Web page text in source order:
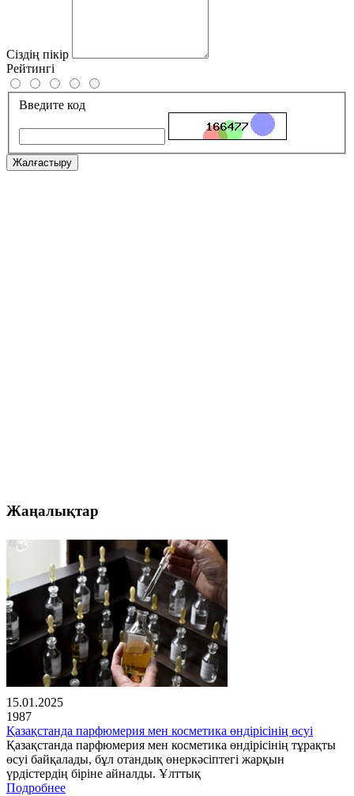
Сіздің пікір
Рейтингі
Введите код
Жалғастыру
Жаңалықтар
15.01.2025
1987
Қазақстанда парфюмерия мен косметика өндірісінің өсуі
Қазақстанда парфюмерия мен косметика өндірісінің тұрақты
өсуі байқалады, бұл отандық өнеркәсіптегі жарқын
үрдістердің біріне айналды. Ұлттық
Подробнее